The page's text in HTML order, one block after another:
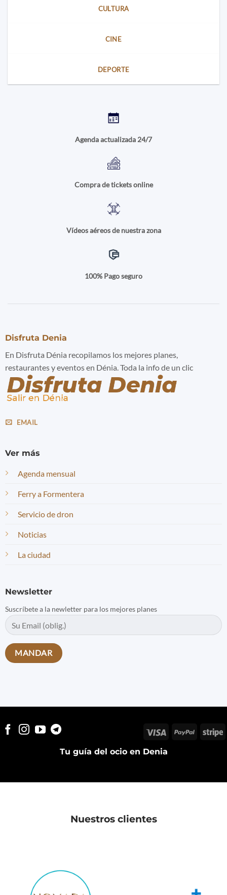
CULTURA
CINE
DEPORTE
Agenda actualizada 24/7
Compra de tickets online
Vídeos aéreos de nuestra zona
100% Pago seguro
Disfruta Denia
En Disfruta Dénia recopilamos los mejores planes,
restaurantes y eventos en Dénia. Toda la info de un clic
EMAIL
Ver más
Agenda mensual
Ferry a Formentera
Servicio de dron
Noticias
La ciudad
Newsletter
Suscríbete a la newletter para los mejores planes
Tu guía del ocio en Denia
Visa PayPal
Nuestros clientes